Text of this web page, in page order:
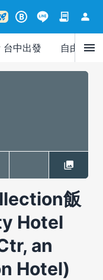
B contract person
台中出發 自由行menu
飯
Hotel
an
Hotel)